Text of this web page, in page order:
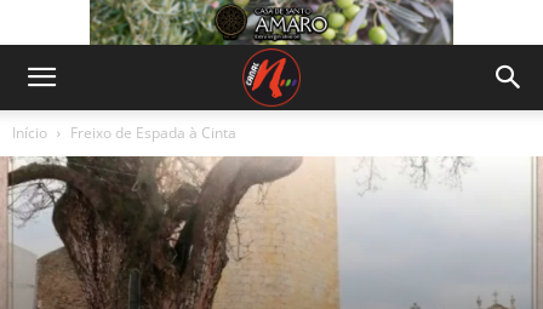
Início Freixo de Espada à Cinta